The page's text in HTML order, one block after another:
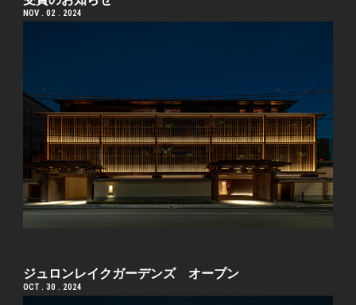
NOV . 02 . 2024
ジュロンレイクガーデンズ オープン
OCT . 30 . 2024